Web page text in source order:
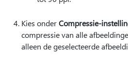
Kies onderCompressie-
compressie van alle
alleen de geselecteerde